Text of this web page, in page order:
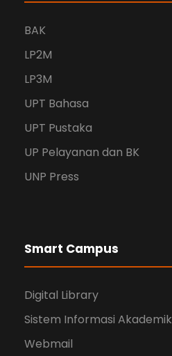
BAK
LP2M
LP3M
UPT Bahasa
UPT Pustaka
UP Pelayanan dan BK
UNP Press
Smart Campus
Digital Library
Sistem Informasi Akademik
Webmail